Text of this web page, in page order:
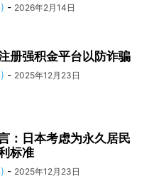
- 2026年2月14日
册强积金平台以防诈骗
- 2025年12月23日
：日本考虑为永久居民
标准
- 2025年12月23日